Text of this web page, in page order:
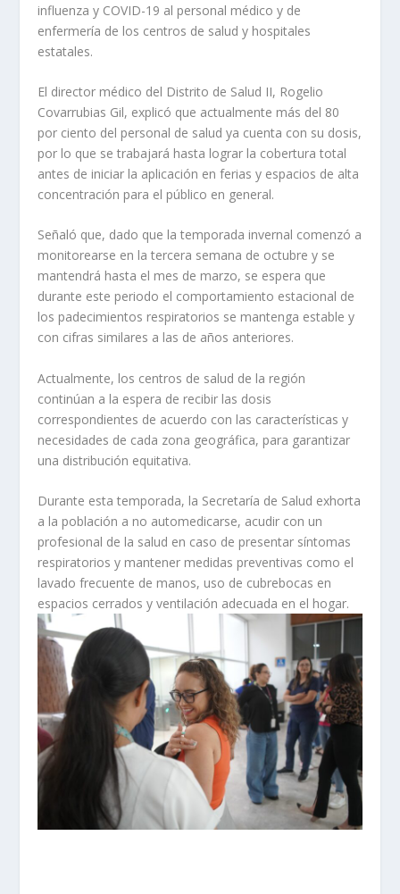
influenza y COVID-19 al personal médico y de
enfermería de los centros de salud y hospitales
estatales.
El director médico del Distrito de Salud II, Rogelio
Covarrubias Gil, explicó que actualmente más del 80
por ciento del personal de salud ya cuenta con su dosis,
por lo que se trabajará hasta lograr la cobertura total
antes de iniciar la aplicación en ferias y espacios de alta
concentración para el público en general.
Señaló que, dado que la temporada invernal comenzó a
monitorearse en la tercera semana de octubre y se
mantendrá hasta el mes de marzo, se espera que
durante este periodo el comportamiento estacional de
los padecimientos respiratorios se mantenga estable y
con cifras similares a las de años anteriores.
Actualmente, los centros de salud de la región
continúan a la espera de recibir las dosis
correspondientes de acuerdo con las características y
necesidades de cada zona geográfica, para garantizar
una distribución equitativa.
Durante esta temporada, la Secretaría de Salud exhorta
a la población a no automedicarse, acudir con un
profesional de la salud en caso de presentar síntomas
respiratorios y mantener medidas preventivas como el
lavado frecuente de manos, uso de cubrebocas en
espacios cerrados y ventilación adecuada en el hogar.